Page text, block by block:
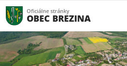
Oficiálne stránky
OBEC BREZINA